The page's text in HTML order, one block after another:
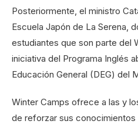
Posteriormente, el ministro
Escuela Japón de La Serena,
estudiantes que son parte del
iniciativa del Programa Inglés
Educación General (DEG) del
Winter Camps ofrece a las y
de reforzar sus conocimientos